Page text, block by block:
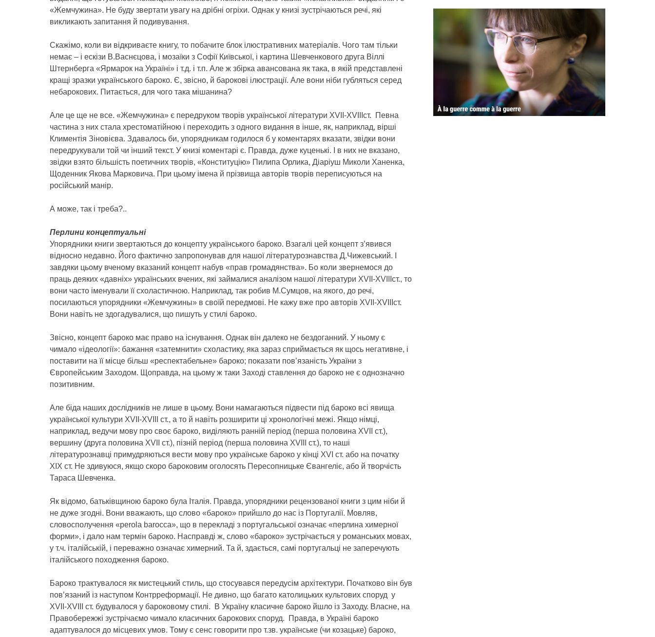
«Жемчужина». Не буду звертати увагу на дрібні огріхи. Однак у книзі зустрічаються речі, які
викликають запитання й подивування.
Скажімо, коли ви відкриваєте книгу, то побачите блок ілюстративних матеріалів. Чого там тільки
немає – і ескізи В.Васнєцова, і мозаїки з Софії Київської, і картина Шевченкового друга Віллі
Штернберга «Ярмарок на Україні» і т.д. і т.п. Але ж збірка авансована як така, в якій представлені
кращі зразки українського бароко. Є, звісно, й барокові ілюстрації. Але вони ніби губляться серед
небарокових. Питається, для чого така мішанина?
Але це ще не все. «Жемчужина» є передруком творів української літератури XVII-XVIIIст. Певна
частина з них стала хрестоматійною і переходить з одного видання в інше, як, наприклад, вірші
Климентія Зіновієва. Здавалось би, упорядникам годилося б у коментарях вказати, звідки вони
передрукували той чи інший текст. У книзі коментарі є. Правда, дуже куценькі. І в них не вказано,
звідки взято більшість поетичних творів, «Конституцію» Пилипа Орлика, Діаріуш Миколи Ханенка,
Щоденник Якова Марковича. При цьому імена й прізвища авторів творів переписуються на
російський манір.
А може, так і треба?..
Перлини концептуальні
Упорядники книги звертаються до концепту українського бароко. Взагалі цей концепт з’явився
відносно недавно. Його фактично запропонував для нашої літературознавства Д.Чижевський. І
завдяки цьому вченому вказаний концепт набув «прав громадянства». Бо коли звернемося до
праць деяких «давніх» українських вчених, які займалися аналізом нашої літератури XVII-XVIIIст., то
вони часто іменували її схоластичною. Наприклад, так робив М.Сумцов, на якого, до речі,
посилаються упорядники «Жемчужины» в своїй передмові. Не кажу вже про авторів XVII-XVIIIст.
Вони навіть не здогадувалися, що пишуть у стилі бароко.
Звісно, концепт бароко має право на існування. Однак він далеко не бездоганний. У ньому є
чимало «ідеології»: бажання «затемнити» схоластику, яка зараз сприймається як щось негативне, і
поставити на її місце більш «респектабельне» бароко; показати пов’язаність України з
Європейським Заходом. Щоправда, на цьому ж таки Заході ставлення до бароко не є однозначно
позитивним.
Але біда наших дослідників не лише в цьому. Вони намагаються підвести під бароко всі явища
української культури XVII-XVIII ст., а то й навіть розширити ці хронологічні межі. Якщо німці,
наприклад, ведучи мову про своє бароко, виділяють ранній період (перша половина XVII ст.),
вершину (друга половина XVII ст.), пізній період (перша половина XVIII ст.), то наші
літературознавці примудряються вести мову про українське бароко у кінці XVI ст. або на початку
ХІХ ст. Не здивуюся, якщо скоро бароковим оголосять Пересопницьке Євангеліє, або й творчість
Тараса Шевченка.
Як відомо, батьківщиною бароко була Італія. Правда, упорядники рецензованої книги з цим ніби й
не дуже згодні. Вони вважають, що слово «бароко» прийшло до нас із Португалії. Мовляв,
словосполучення «perola barocca», що в перекладі з португальської означає «перлина химерної
форми», і дало нам термін бароко. Насправді ж, слово «бароко» зустрічається у романських мовах,
у т.ч. італійській, і переважно означає химерний. Та й, здається, самі португальці не заперечують
італійського походження бароко.
Бароко трактувалося як мистецький стиль, що стосувався передусім архітектури. Початково він був
пов’язаний із наступом Контрреформації. Не дивно, що багато католицьких культових споруд у
XVII-XVIII ст. будувалося у бароковому стилі. В Україну класичне бароко йшло із Заходу. Власне, на
Правобережжі зустрічаємо чимало класичних барокових споруд. Правда, в Україні бароко
адаптувалося до місцевих умов. Тому є сенс говорити про т.зв. українське (чи козацьке) бароко,